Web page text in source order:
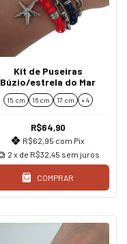
Kit de Puseiras
Búzio/estrela do Mar
15 cm 16 cm 17 cm + 4
R$64,90
R$62,95 com Pix
2 x de R$32,45 sem juros
COMPRAR